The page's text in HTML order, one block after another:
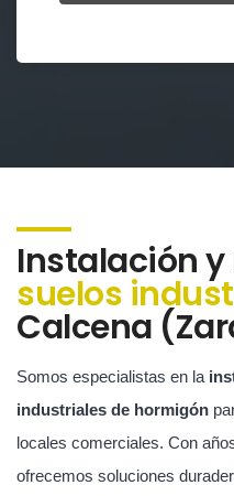
Instalación
suelos
Calcena
Somos especialistas en la
industriales de hormigón
locales comerciales. Con
ofrecemos soluciones